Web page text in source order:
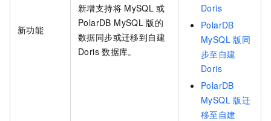
新功能
新增支持将 MySQL 或
PolarDB MySQL 版的
数据同步或迁移到自建
Doris 数据库。
Doris
PolarDB
MySQL 版同
步至自建
Doris
PolarDB
MySQL 版迁
移至自建